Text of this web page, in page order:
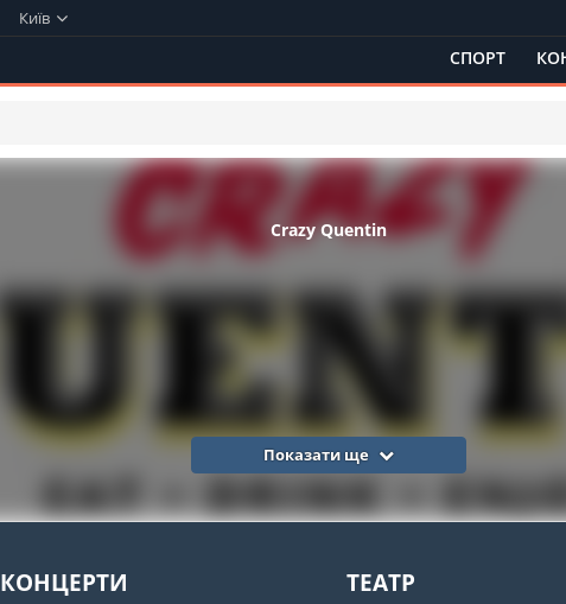
Київ
СПОРТ
Crazy Quentin
Показати ще
КОНЦЕРТИ ТЕАТР